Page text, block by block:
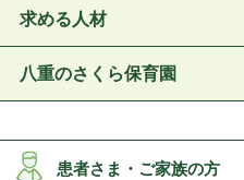
求める人材
八重のさくら保育園
患者さま・ご家族の方